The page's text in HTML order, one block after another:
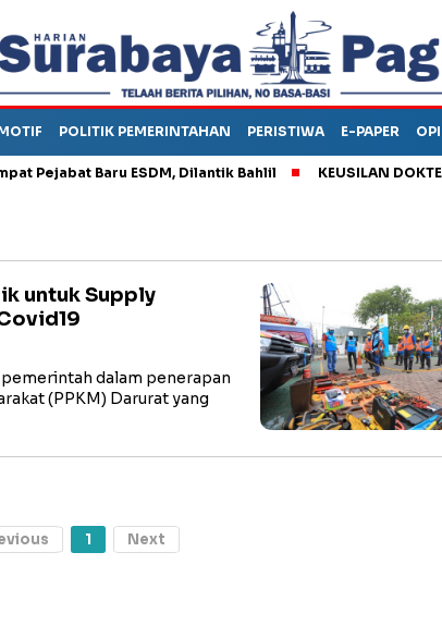
POLITIK PEMERINTAHAN PERISTIWA E-PAPER
Baru ESDM, Dilantik Bahlil KEUSILAN DOKTER
untuk Supply
pemerintah dalam penerapan
(PPKM) Darurat yang
1 Next